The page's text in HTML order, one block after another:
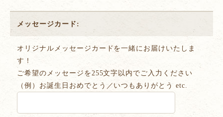
メッセージカード:
オリジナルメッセージカードを一緒にお届けいたしま
す！
ご希望のメッセージを255文字以内でご入力ください
（例）お誕生日おめでとう／いつもありがとう etc.